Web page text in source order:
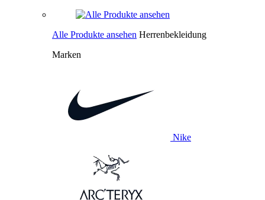
Alle Produkte ansehen Herrenbekleidung
Marken
Nike